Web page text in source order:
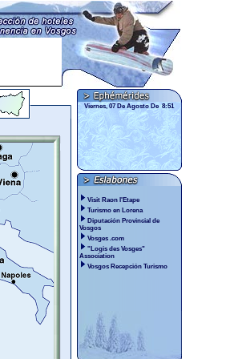
Viernes, 07 De Agosto De 8:51
Visit Raon l'Etape
Turismo en Lorena
Diputación Provincial de
Vosgos
Vosges .com
"Logis des Vosges"
Association
Vosgos Recepción Turismo